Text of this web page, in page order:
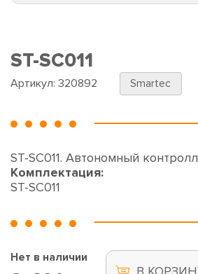
ST-SC011
Артикул: 320892 Smartec
ST-SC011. Автономный
Комплектация:
ST-SC011
Нет в наличии
В